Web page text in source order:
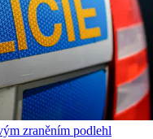
zraněním podlehl